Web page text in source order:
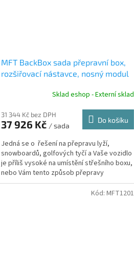
MFT BackBox sada přepravní box,
rozšiřovací nástavce, nosný modul
Sklad eshop - Externí sklad
31 344 Kč bez DPH
37 926 Kč / sada
Do košíku
Jedná se o řešení na přepravu lyží,
snowboardů, golfových tyčí a Vaše vozidlo
je příliš vysoké na umístění střešního boxu,
nebo Vám tento způsob přepravy
jednoduše...
Kód: MFT1201